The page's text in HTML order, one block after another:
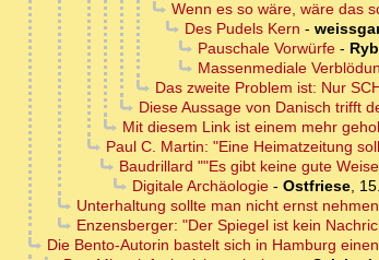
Wenn es so wäre, wäre das
Des Pudels Kern -
Pauschale Vorwürfe-
Massenmediale
Das zweite Problem ist: Nur
Diese Aussage von Danisch trifft
Mit diesem Link ist einem mehr
Paul C. Martin: "Eine Heimatzeitung
Baudrillard ""Es gibt keine gute
Digitale Archäologie- Ostfriese,
Unterhaltung sollte man nicht ernst nehmen
Enzensberger: "Der Spiegel ist kein
Die Bento-Autorin bastelt sich in Hamburg